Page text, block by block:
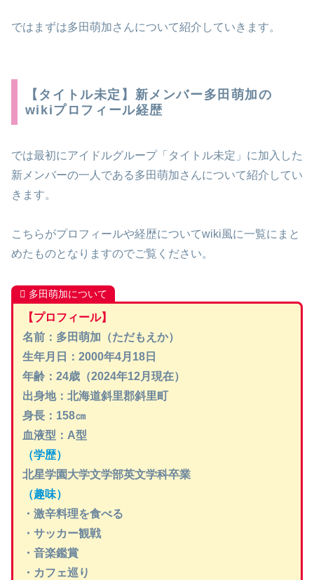
ではまずは多田萌加さんについて紹介していきます。
【タイトル未定】新メンバー多田萌加の
wikiプロフィール経歴
では最初にアイドルグループ「タイトル未定」に加入した
新メンバーの一人である多田萌加さんについて紹介してい
きます。
こちらがプロフィールや経歴についてwiki風に一覧にまと
めたものとなりますのでご覧ください。
多田萌加について
【プロフィール】
名前：多田萌加（ただもえか）
生年月日：2000年4月18日
年齢：24歳（2024年12月現在）
出身地：北海道斜里郡斜里町
身長：158㎝
血液型：A型
（学歴）
北星学園大学文学部英文学科卒業
（趣味）
・激辛料理を食べる
・サッカー観戦
・音楽鑑賞
・カフェ巡り